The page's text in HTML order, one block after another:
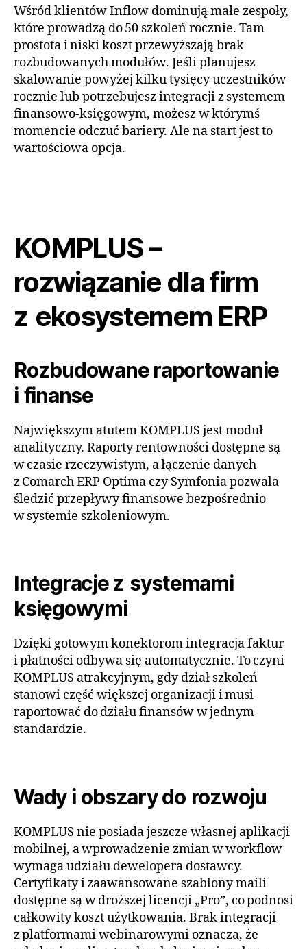
Wśród klientów Inflow dominują małe zespoły,
które prowadzą do 50 szkoleń rocznie. Tam
prostota i niski koszt przewyższają brak
rozbudowanych modułów. Jeśli planujesz
skalowanie powyżej kilku tysięcy uczestników
rocznie lub potrzebujesz integracji z systemem
finansowo‑księgowym, możesz w którymś
momencie odczuć bariery. Ale na start jest to
wartościowa opcja.
KOMPLUS –
rozwiązanie dla firm
z ekosystemem ERP
Rozbudowane raportowanie
i finanse
Największym atutemKOMPLUS jest moduł
analityczny. Raporty rentowności dostępne są
w czasie rzeczywistym, a łączenie danych
z Comarch ERP Optima czy Symfonia pozwala
śledzić przepływy finansowe bezpośrednio
w systemie szkoleniowym.
Integracje z systemami
księgowymi
Dzięki gotowym konektorom integracja faktur
i płatności odbywa się automatycznie. To czyni
KOMPLUS atrakcyjnym, gdy dział szkoleń
stanowi część większej organizacji i musi
raportować do działu finansów w jednym
standardzie.
Wady i obszary do rozwoju
KOMPLUS nie posiada jeszcze własnej aplikacji
mobilnej, a wprowadzenie zmian w workflow
wymaga udziału dewelopera dostawcy.
Certyfikaty i zaawansowane szablony maili
dostępne są w droższej licencji „Pro”, co podnosi
całkowity koszt użytkowania. Brak integracji
z platformami webinarowymi oznacza, że